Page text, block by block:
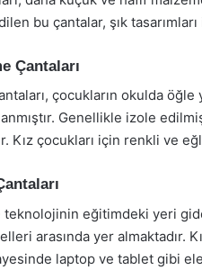
bu çantalar, şık
Çantaları
çocukların okulda öğle
Genellikle izole
Kız çocukları için renkli ve
teknolojinin eğitimdeki yeri
arasında yer almaktadır.
laptop ve tablet gibi